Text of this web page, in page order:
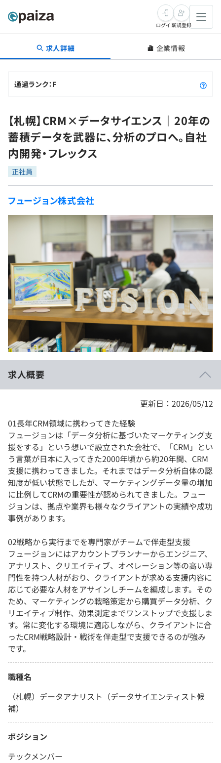
転職・キャリア
転職成功ガイド
転職エージェント
インタビュー
転職成功ガイド
新卒就活
求人検索
本選考
インターン
新卒エージェント
就活成功ガイド
学習
問題集
4択課題
ナレッジ
リファレンス
プラン
個人向けプラン
法人向けプラン
学校向けプラン
契約内容・クーポン
プログラミング言語
評価結果一覧
再チャレンジ結果一覧
ゲーム・マンガ
Tech Team Journal
paiza times
note
paizaとは？
ログイン新規登録
求人詳細 企業情報
通過ランク：F
【札幌】CRM×データサイエンス｜20年の
蓄積データを武器に、分析のプロへ。自社
内開発・フレックス
正社員
フュージョン株式会社
求人概要
更新日：2026/05/12
01長年CRM領域に携わってきた経験
フュージョンは「データ分析に基づいたマーケティング支
援をする」という想いで設立された会社で、「CRM」とい
う言葉が日本に入ってきた2000年頃から約20年間、CRM
支援に携わってきました。それまではデータ分析自体の認
知度が低い状態でしたが、マーケティングデータ量の増加
に比例してCRMの重要性が認められてきました。フュー
ジョンは、拠点や業界も様々なクライアントの実績や成功
事例があります。
02戦略から実行までを専門家がチームで伴走型支援
フュージョンにはアカウントプランナーからエンジニア、
アナリスト、クリエイティブ、オペレーション等の高い専
門性を持つ人材がおり、クライアントが求める支援内容に
応じて必要な人材をアサインしチームを編成します。その
ため、マーケティングの戦略策定から購買データ分析、ク
リエイティブ制作、効果測定までワンストップで支援しま
す。常に変化する環境に適応しながら、クライアントに合
ったCRM戦略設計・戦術を伴走型で支援できるのが強み
です。
職種名
（札幌）データアナリスト（データサイエンティスト候
補）
ポジション
テックメンバー